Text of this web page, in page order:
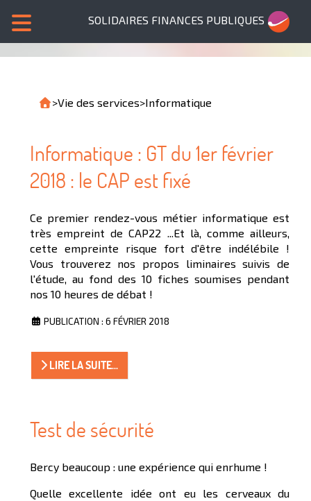
SOLIDAIRES FINANCES PUBLIQUES
>Vie des services>Informatique
Informatique : GT du 1er février
2018 : le CAP est fixé
Ce premier rendez-vous métier informatique est
très empreint de CAP22 ...Et là, comme ailleurs,
cette empreinte risque fort d'être indélébile !
Vous trouverez nos propos liminaires suivis de
l'étude, au fond des 10 fiches soumises pendant
nos 10 heures de débat !
PUBLICATION : 6 FÉVRIER 2018
LIRE LA SUITE...
Test de sécurité
Bercy beaucoup : une expérience qui enrhume !
Quelle excellente idée ont eu les cerveaux du